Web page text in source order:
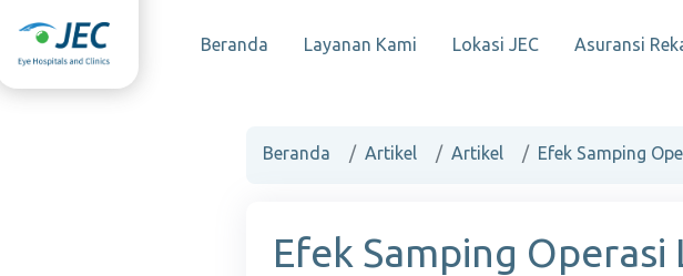
Beranda Layanan Kami Lokasi JEC Asuransi
Beranda Artikel Artikel
Efek Samping Operasi